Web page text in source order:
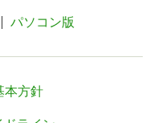
パソコン版
本方針